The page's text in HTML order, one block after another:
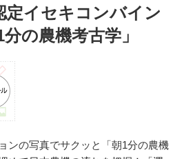
定イセキコンバイン
の農機考古学」
ンの写真でサクッと「朝1分の農機